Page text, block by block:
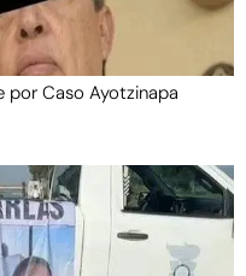
por Caso Ayotzinapa